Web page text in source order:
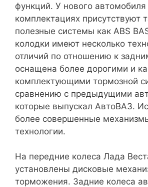
функций. У нового автомобиля
комплектациях присутствуют
полезные системы как ABS
колодки имеют несколько
отличий по отношению к
оснащена более дорогими и
комплектующими тормозной
сравнению с предыдущими
которые выпускал АвтоВАЗ.
более совершенные
технологии.
На передние колеса Лада
установлены дисковые
торможения. Задние колеса